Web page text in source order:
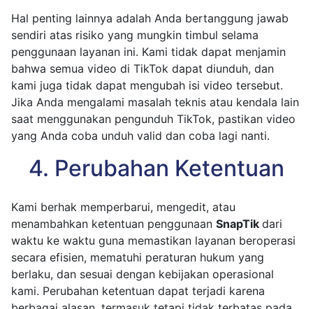
Hal penting lainnya adalah Anda bertanggung jawab
sendiri atas risiko yang mungkin timbul selama
penggunaan layanan ini. Kami tidak dapat menjamin
bahwa semua video di TikTok dapat diunduh, dan
kami juga tidak dapat mengubah isi video tersebut.
Jika Anda mengalami masalah teknis atau kendala lain
saat menggunakan pengunduh TikTok, pastikan video
yang Anda coba unduh valid dan coba lagi nanti.
4. Perubahan Ketentuan
Kami berhak memperbarui, mengedit, atau
menambahkan ketentuan penggunaan SnapTik dari
waktu ke waktu guna memastikan layanan beroperasi
secara efisien, mematuhi peraturan hukum yang
berlaku, dan sesuai dengan kebijakan operasional
kami. Perubahan ketentuan dapat terjadi karena